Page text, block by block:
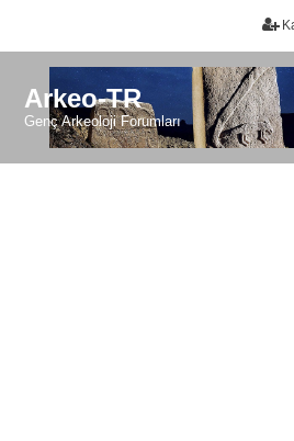
Arkeo-TR
Genç Arkeoloji Forumları